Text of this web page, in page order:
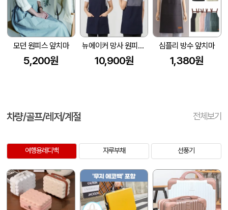
모던 원피스 앞치마
5,200원
뉴에이커 망사 원피스 앞치마 SM-LA58
10,900원
심플리 방수 앞치마
1,380원
차량/골프/레저/계절 전체보기
여행용레디백 자루부채 선풍기